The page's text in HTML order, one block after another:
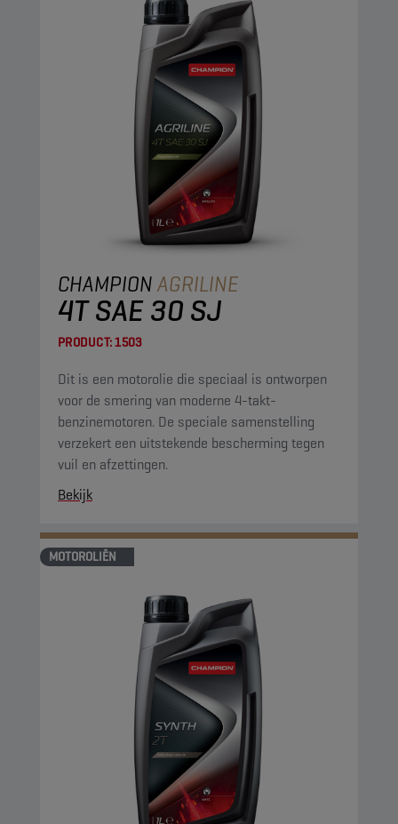
CHAMPIONAGRILINE
4T SAE 30 SJ
PRODUCT:1503
Dit is een motorolie die speciaal is ontworpen
voor de smering van moderne 4-takt-
benzinemotoren. De speciale samenstelling
verzekert een uitstekende bescherming tegen
vuil en afzettingen.
Bekijk
MOTOROLIËN